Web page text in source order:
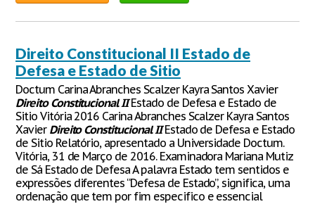
Direito Constitucional II Estado de
Defesa e Estado de Sitio
Doctum Carina Abranches Scalzer Kayra Santos Xavier
Direito ConstitucionalIIEstado de Defesa e Estado de
Sitio Vitória 2016 Carina Abranches Scalzer Kayra Santos
Xavier Direito Constitucional IIEstado de Defesa e Estado
de Sitio Relatório, apresentado a Universidade Doctum.
Vitória, 31 de Março de 2016. Examinadora Mariana Mutiz
de Sá Estado de Defesa A palavra Estado tem sentidos e
expressões diferentes “Defesa de Estado”, significa, uma
ordenação que tem por fim especifico e essencial